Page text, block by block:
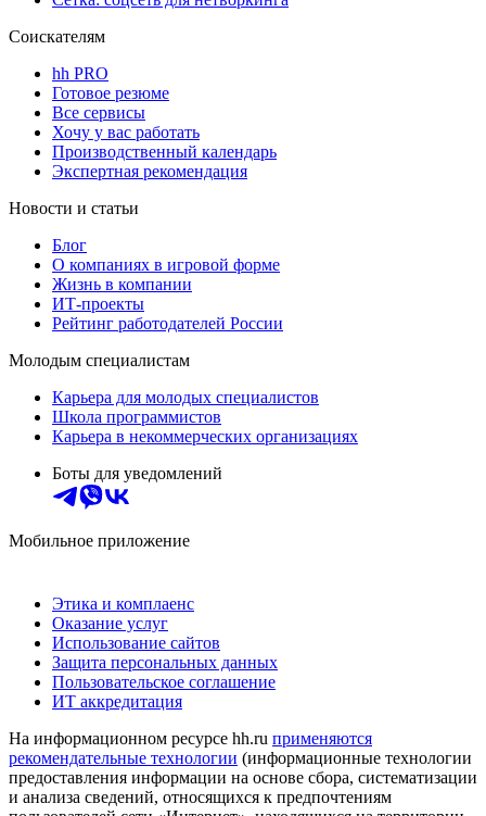
Соискателям
hh PRO
Готовое резюме
Все сервисы
Хочу у вас работать
Производственный календарь
Экспертная рекомендация
Новости и статьи
Блог
О компаниях в игровой форме
Жизнь в компании
ИТ-проекты
Рейтинг работодателей России
Молодым специалистам
Карьера для молодых специалистов
Школа программистов
Карьера в некоммерческих организациях
Боты для уведомлений
Мобильное приложение
Этика и комплаенс
Оказание услуг
Использование сайтов
Защита персональных данных
Пользовательское соглашение
ИТ аккредитация
На информационном ресурсе hh.ru применяются
рекомендательные технологии (информационные технологии
предоставления информации на основе сбора, систематизации
и анализа сведений, относящихся к предпочтениям